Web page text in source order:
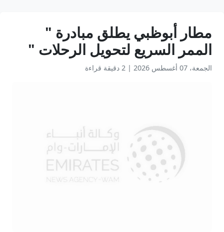
مطار أبوظبي يطلق مبادرة "
الممر السريع لتحويل الرحلات "
الجمعة، 07 أغسطس 2026 | 2 دقيقة قراءة